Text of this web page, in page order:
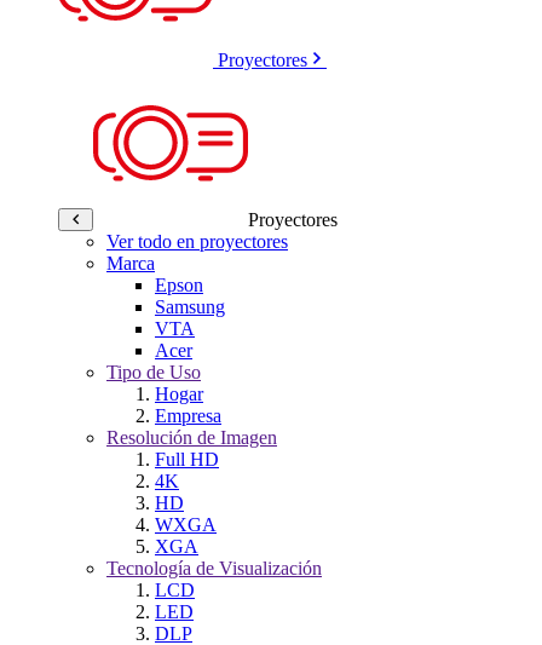
Proyectores
Proyectores
Ver todo en proyectores
Marca
Epson
Samsung
VTA
Acer
Tipo de Uso
Hogar
Empresa
Resolución de Imagen
Full HD
4K
HD
WXGA
XGA
Tecnología de Visualización
LCD
LED
DLP